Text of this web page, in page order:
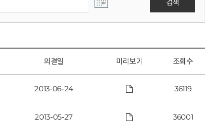
검색
의결일 미리보기 조회수
2013-06-24 36119
2013-05-27 36001